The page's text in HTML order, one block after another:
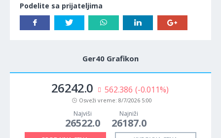
Podelite sa prijateljima
Ger40 Grafikon
26242.0 562.386 (-0.011%)
Osveži vreme: 8/7/2026 5:00
Najviši
26522.0
Najniži
26187.0